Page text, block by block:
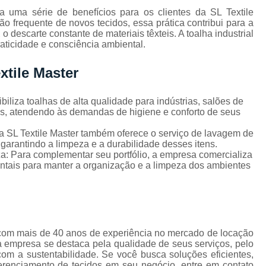
Locação de Capa de Corte Industrial
Locação de Capa para Cabeleireiro
Locação de
Locação de Kimono Grande São
Locação de Kimono Preto Feminino
Locação de Jogo Lençol Casal
Locação de Lençol King Size
Locação de Lençol Queen
Locação de
uma série de benefícios para os clientes da SL Textile
frequente de novos tecidos, essa prática contribui para a
descarte constante de materiais têxteis. A toalha industrial
e consciência ambiental.
Master
toalhas de alta qualidade para indústrias, salões de
atendendo às demandas de higiene e conforto de seus
SL Textile Master também oferece o serviço de lavagem de
a limpeza e a durabilidade desses itens.
Para complementar seu portfólio, a empresa comercializa
para manter a organização e a limpeza dos ambientes
mais de 40 anos de experiência no mercado de locação
se destaca pela qualidade de seus serviços, pelo
a sustentabilidade. Se você busca soluções eficientes,